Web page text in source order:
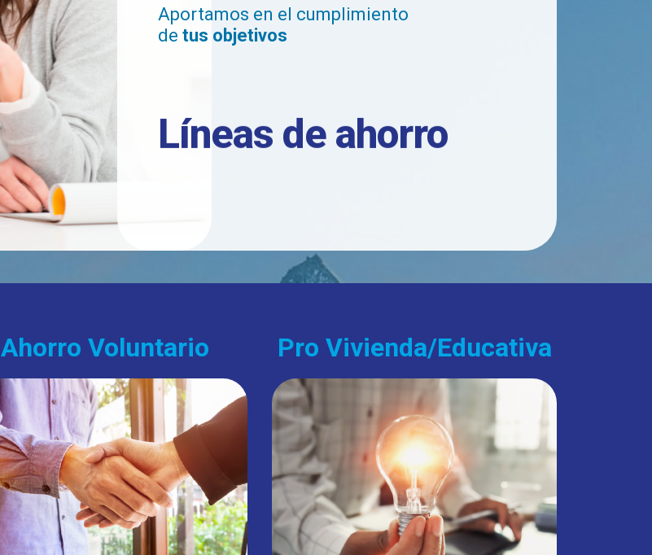
Aportamos en el cumplimiento
de tus objetivos
Lí­neas de ahorro
Ahorro Voluntario Pro Vivienda/Educativa